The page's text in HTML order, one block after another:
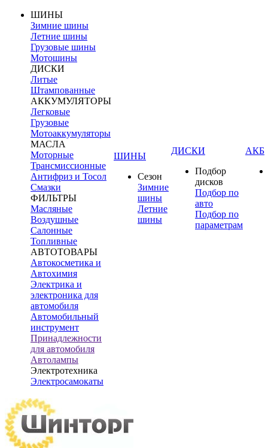
ШИНЫ
Зимние шины
Летние шины
Грузовые шины
Мотошины
ДИСКИ
Литые
Штампованные
АККУМУЛЯТОРЫ
Легковые
Грузовые
Мотоаккумуляторы
МАСЛА
Моторные
Трансмиссионные
Антифриз и Тосол
Смазки
ФИЛЬТРЫ
Масляные
Воздушные
Салонные
Топливные
АВТОТОВАРЫ
Автокосметика и
Автохимия
Электрика и
электроника для
автомобиля
Автомобильный
инструмент
Принадлежности
для автомобиля
Автолампы
Электротехника
Электросамокаты
ШИНЫ
Сезон
Зимние
шины
Летние
шины
ДИСКИ
Подбор
дисков
Подбор по
авто
Подбор по
параметрам
АКБ